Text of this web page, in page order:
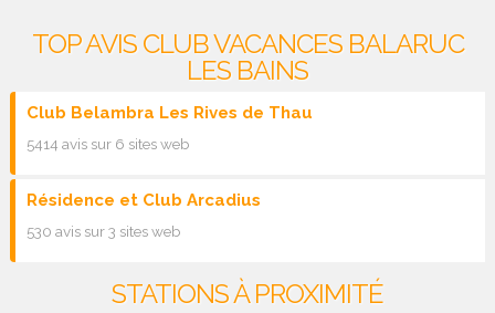
TOP AVIS CLUB VACANCES BALARUC
LES BAINS
Club Belambra Les Rives de Thau
5414 avis sur 6 sites web
Résidence et Club Arcadius
530 avis sur 3 sites web
STATIONS À PROXIMITÉ